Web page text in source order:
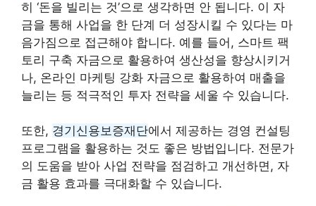
히 ‘돈을 빌리는 것’으로 생각하면 안 됩니다. 이 자
금을 통해 사업을 한 단계 더 성장시킬 수 있다는 마
음가짐으로 접근해야 합니다. 예를 들어, 스마트 팩
토리 구축 자금으로 활용하여 생산성을 향상시키거
나, 온라인 마케팅 강화 자금으로 활용하여 매출을
늘리는 등 적극적인 투자 전략을 세울 수 있습니다.
또한, 경기신용보증재단에서 제공하는 경영 컨설팅
프로그램을 활용하는 것도 좋은 방법입니다. 전문가
의 도움을 받아 사업 전략을 점검하고 개선하면, 자
금 활용 효과를 극대화할 수 있습니다.